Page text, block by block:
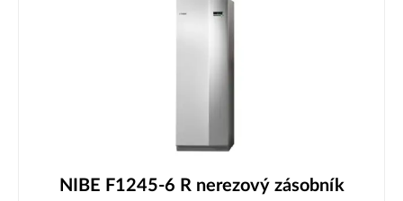
NIBE F1245-6 R nerezový zásobník